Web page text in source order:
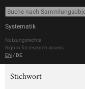
Systematik
Nutzungsrechte
Sign in for research access
EN / DE
Stichwort